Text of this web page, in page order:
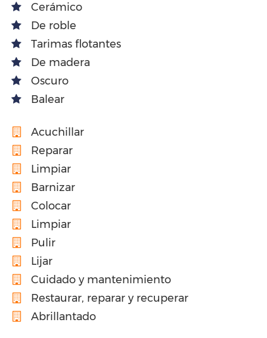
Cerámico
De roble
Tarimas flotantes
De madera
Oscuro
Balear
Acuchillar
Reparar
Limpiar
Barnizar
Colocar
Limpiar
Pulir
Lijar
Cuidado y mantenimiento
Restaurar, reparar y recuperar
Abrillantado